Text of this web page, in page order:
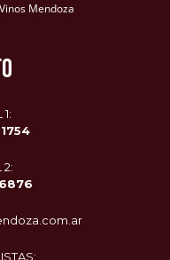
Mendoza
2: